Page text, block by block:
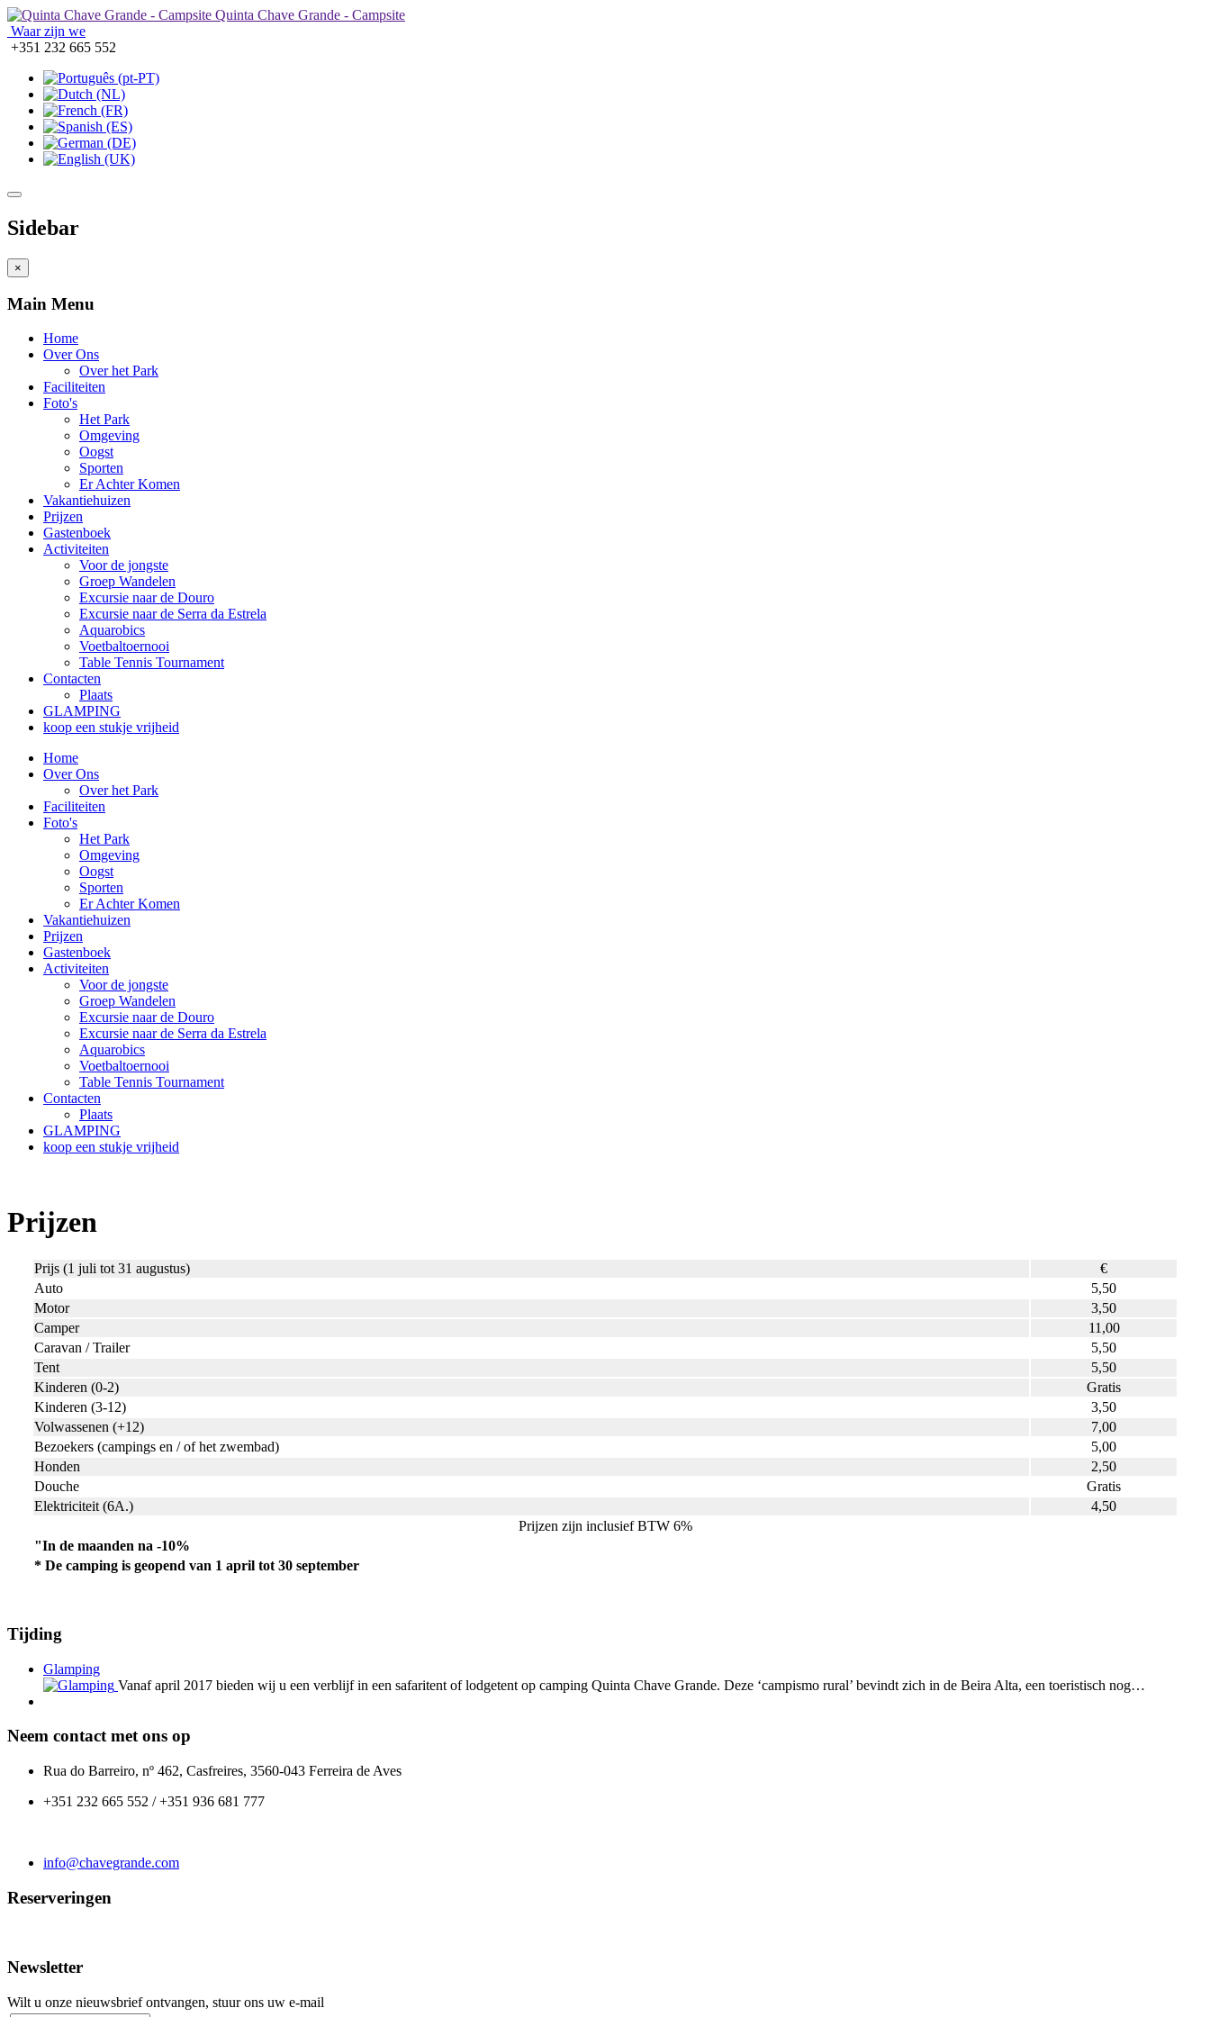
Quinta Chave Grande - Campsite
Waar zijn we
+351 232 665 552
Sidebar
×
Main Menu
Home
Over Ons
Over het Park
Faciliteiten
Foto's
Het Park
Omgeving
Oogst
Sporten
Er Achter Komen
Vakantiehuizen
Prijzen
Gastenboek
Activiteiten
Voor de jongste
Groep Wandelen
Excursie naar de Douro
Excursie naar de Serra da Estrela
Aquarobics
Voetbaltoernooi
Table Tennis Tournament
Contacten
Plaats
GLAMPING
koop een stukje vrijheid
Home
Over Ons
Over het Park
Faciliteiten
Foto's
Het Park
Omgeving
Oogst
Sporten
Er Achter Komen
Vakantiehuizen
Prijzen
Gastenboek
Activiteiten
Voor de jongste
Groep Wandelen
Excursie naar de Douro
Excursie naar de Serra da Estrela
Aquarobics
Voetbaltoernooi
Table Tennis Tournament
Contacten
Plaats
GLAMPING
koop een stukje vrijheid
Prijzen
Prijs (1 juli tot 31 augustus)
€
Auto
5,50
Motor
3,50
Camper
11,00
Caravan / Trailer
5,50
Tent
5,50
Kinderen (0-2)
Gratis
Kinderen (3-12)
3,50
Volwassenen (+12)
7,00
Bezoekers (campings en / of het zwembad)
5,00
Honden
2,50
Douche
Gratis
Elektriciteit (6A.)
4,50
Prijzen zijn inclusief BTW 6%
"In de maanden na -10%
* De camping is geopend van 1 april tot 30 september
Tijding
Glamping
Vanaf april 2017 bieden wij u een verblijf in een safaritent of lodgetent op camping Quinta Chave Grande. Deze ‘campismo rural’ bevindt zich in de Beira Alta, een toeristisch nog…
Neem contact met ons op
Rua do Barreiro, nº 462, Casfreires, 3560-043 Ferreira de Aves
+351 232 665 552 / +351 936 681 777
info@chavegrande.com
Reserveringen
Newsletter
Wilt u onze nieuwsbrief ontvangen, stuur ons uw e-mail